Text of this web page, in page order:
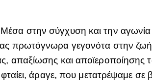
στην σύγχυση και την
πρωτόγνωρα γεγονότα στην
απαξίωσης και
άραγε, που μετατρέψαμε σε